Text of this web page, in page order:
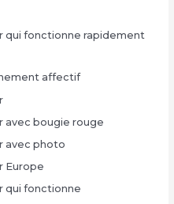
qui fonctionne rapidement
affectif
avec bougie rouge
avec photo
Europe
qui fonctionne